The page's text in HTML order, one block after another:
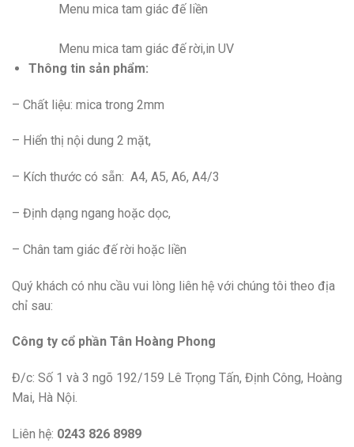
Menu mica tam giác đế liền
Menu mica tam giác đế rời,in UV
Thông tin sản phẩm:
– Chất liệu: mica trong 2mm
– Hiển thị nội dung 2 mặt,
– Kích thước có sẵn: A4, A5, A6, A4/3
– Định dạng ngang hoặc dọc,
– Chân tam giác đế rời hoặc liền
Quý khách có nhu cầu vui lòng liên hệ với chúng tôi theo địa
chỉ sau:
Công ty cổ phần Tân Hoàng Phong
Đ/c: Số 1 và 3 ngõ 192/159 Lê Trọng Tấn, Định Công, Hoàng
Mai, Hà Nội.
Liên hệ: 0243 826 8989